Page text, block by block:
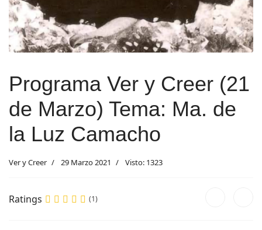
Programa Ver y Creer (21
de Marzo) Tema: Ma. de
la Luz Camacho
Ver y Creer 29 Marzo 2021 Visto: 1323
Ratings (1)